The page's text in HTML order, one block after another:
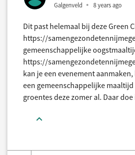
Galgenveld 8 years ago
Dit past helemaal bij deze Green
https://
gemeenschappelijke
https://
kan je een evenement
een gemeenschappelijke
groentes deze zomer al. Daar doe